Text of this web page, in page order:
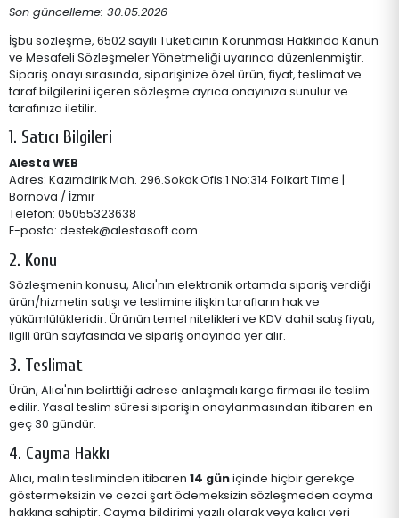
Son güncelleme: 30.05.2026
İşbu sözleşme, 6502 sayılı Tüketicinin Korunması Hakkında Kanun
ve Mesafeli Sözleşmeler Yönetmeliği uyarınca düzenlenmiştir.
Sipariş onayı sırasında, siparişinize özel ürün, fiyat, teslimat ve
taraf bilgilerini içeren sözleşme ayrıca onayınıza sunulur ve
tarafınıza iletilir.
1. Satıcı Bilgileri
Alesta WEB
Adres: Kazımdirik Mah. 296.Sokak Ofis:1 No:314 Folkart Time |
Bornova / İzmir
Telefon: 05055323638
E-posta: destek@alestasoft.com
2. Konu
Sözleşmenin konusu, Alıcı'nın elektronik ortamda sipariş verdiği
ürün/hizmetin satışı ve teslimine ilişkin tarafların hak ve
yükümlülükleridir. Ürünün temel nitelikleri ve KDV dahil satış fiyatı,
ilgili ürün sayfasında ve sipariş onayında yer alır.
3. Teslimat
Ürün, Alıcı'nın belirttiği adrese anlaşmalı kargo firması ile teslim
edilir. Yasal teslim süresi siparişin onaylanmasından itibaren en
geç 30 gündür.
4. Cayma Hakkı
Alıcı, malın tesliminden itibaren 14 güniçinde hiçbir gerekçe
göstermeksizin ve cezai şart ödemeksizin sözleşmeden cayma
hakkına sahiptir. Cayma bildirimi yazılı olarak veya kalıcı veri